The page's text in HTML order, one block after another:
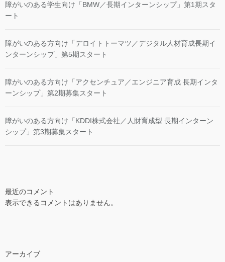
障がいのある学生向け「BMW／長期インターンシップ」第1期スタ
ート
障がいのある方向け「デロイトトーマツ／デジタル人材育成長期イ
ンターンシップ」第5期スタート
障がいのある方向け「アクセンチュア／エンジニア育成 長期インタ
ーンシップ」第2期募集スタート
障がいのある方向け「KDDI株式会社／人財育成型 長期インターン
シップ」第3期募集スタート
最近のコメント
表示できるコメントはありません。
アーカイブ